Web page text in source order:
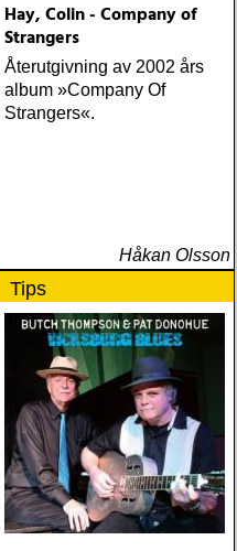
Hay, Colin - Company of
Strangers
Återutgivning av 2002 års
album »Company Of
Strangers«.
Håkan Olsson
Tips